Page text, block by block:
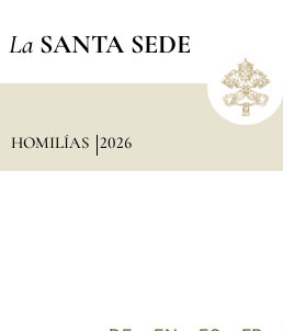
La SANTA SEDE
HOMILÍAS 2026